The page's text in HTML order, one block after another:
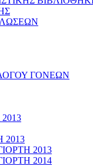
ΓΟΝΕΩΝ
2013
2014